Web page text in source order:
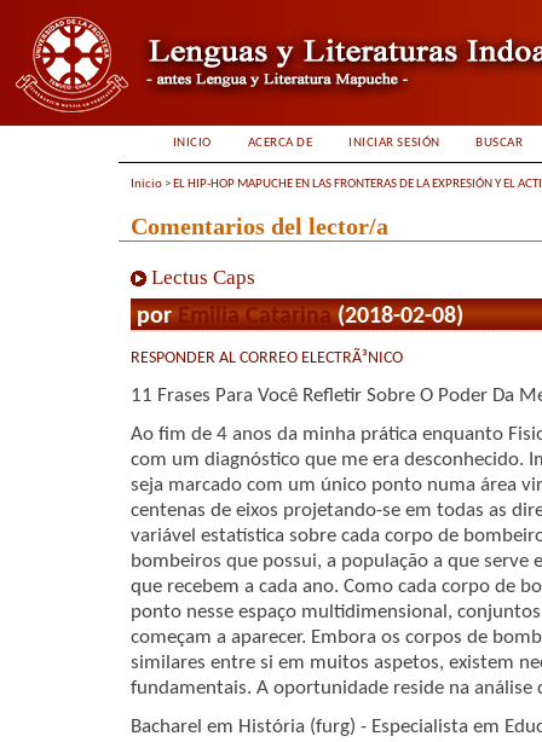
INICIO ACERCA DE INICIAR SESIÓN BUSCAR
Inicio > EL HIP-HOP MAPUCHE EN LAS FRONTERAS DE LA EXPRESIÓN Y EL
Comentarios del lector/a
Lectus Caps
porEmilia Catarina(2018-02-08)
RESPONDER AL CORREO ELECTRÃ³NICO
11 Frases Para Você Refletir Sobre O Poder Da
Ao fim de 4 anos da minha prática enquanto
com um diagnóstico que me era desconhecido.
seja marcado com um único ponto numa área
centenas de eixos projetando-se em todas as
variável estatística sobre cada corpo de
bombeiros que possui, a população a que serve
que recebem a cada ano. Como cada corpo de
ponto nesse espaço multidimensional,
começam a aparecer. Embora os corpos de
similares entre si em muitos aspetos, existem
fundamentais. A oportunidade reside na análise
Bacharel em História (furg) - Especialista em